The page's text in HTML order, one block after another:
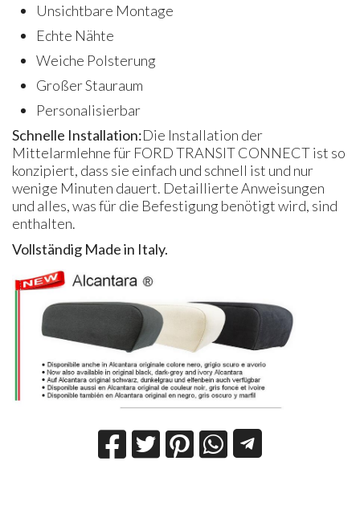
Unsichtbare Montage
Echte Nähte
Weiche Polsterung
Großer Stauraum
Personalisierbar
Schnelle Installation:Die Installation der
Mittelarmlehne für FORD TRANSIT CONNECT ist so
konzipiert, dass sie einfach und schnell ist und nur
wenige Minuten dauert. Detaillierte Anweisungen
und alles, was für die Befestigung benötigt wird, sind
enthalten.
Vollständig Made in Italy.